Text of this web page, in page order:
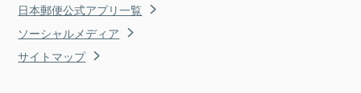
日本郵便公式アプリ一覧
ソーシャルメディア
サイトマップ